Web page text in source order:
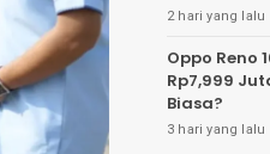
2 hari yang lalu
Oppo Reno
Rp7,999
Biasa?
3 hari yang lalu